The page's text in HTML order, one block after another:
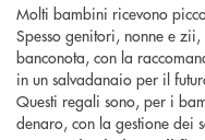
Molti bambini ricevono
Spesso genitori, nonne e
banconota, con la
in un salvadanaio per il
Questi regali sono, per i
denaro, con la gestione dei